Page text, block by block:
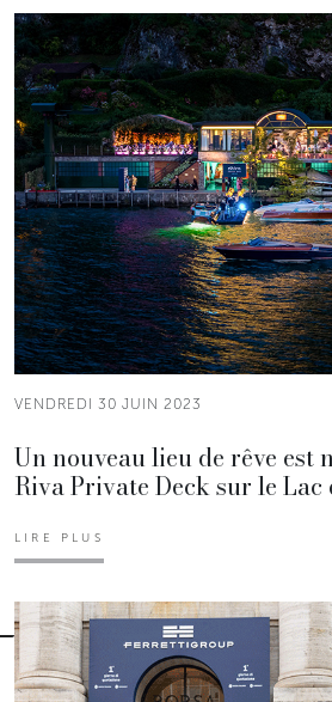
VENDREDI 30 JUIN 2023
Un nouveau lieu de rêve est
Riva Private Deck sur le Lac
LIRE PLUS